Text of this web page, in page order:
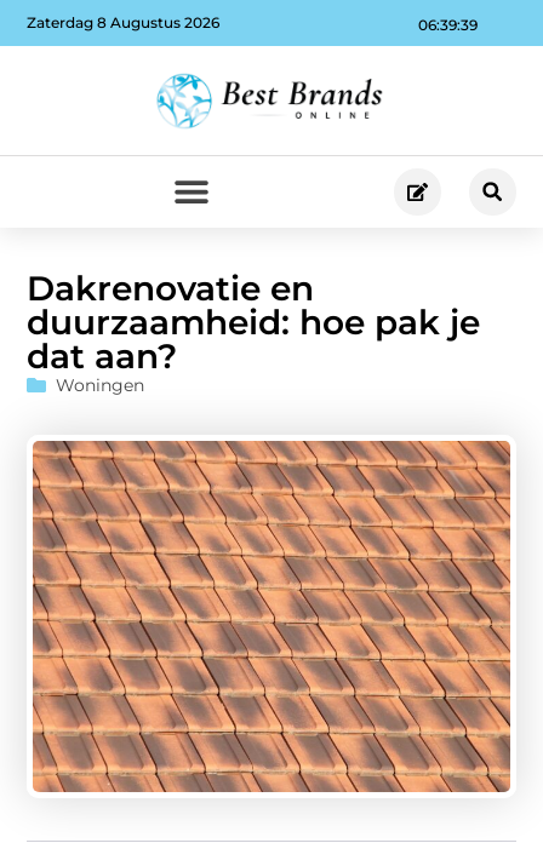
06:39:40
Zaterdag 8 Augustus 2026
Dakrenovatie en
duurzaamheid: hoe pak je
dat aan?
Woningen